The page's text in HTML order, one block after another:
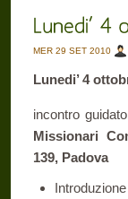
MER 29 SET 2010
Lunedi’ 4
incontro
Missionari
139, Padova